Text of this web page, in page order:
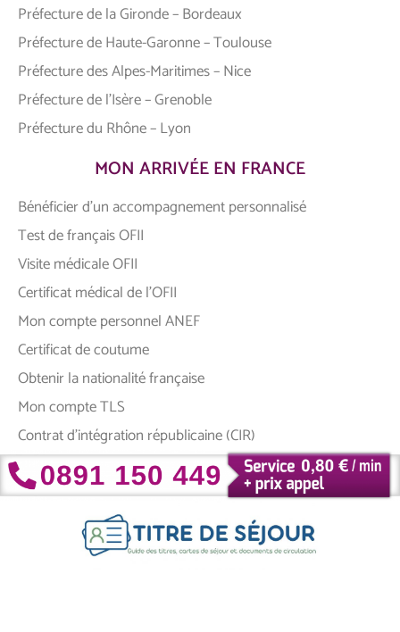
Préfecture de la Gironde – Bordeaux
Préfecture de Haute-Garonne – Toulouse
Préfecture des Alpes-Maritimes – Nice
Préfecture de l’Isère – Grenoble
Préfecture du Rhône – Lyon
MON ARRIVÉE EN FRANCE
Bénéficier d’un accompagnement personnalisé
Test de français OFII
Visite médicale OFII
Certificat médical de l’OFII
Mon compte personnel ANEF
Certificat de coutume
Obtenir la nationalité française
Mon compte TLS
Contrat d’intégration républicaine (CIR)